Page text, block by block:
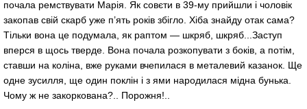
почала ремствувати Марія. Як совєти в 39-му прийшли і чоловік
закопав свій скарб уже п’ять років збігло. Хіба знайду отак сама?
Тільки вона це подумала, як раптом — шкряб, шкряб...Заступ
вперся в щось тверде. Вона почала розкопувати з боків, а потім,
ставши на коліна, вже руками вчепилася в металевий казанок. Ще
одне зусилля, ще один поклін і з ями народилася мідна бунька.
Чому ж не закоркована?.. Порожня!..